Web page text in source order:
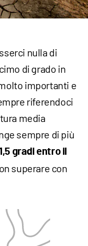
nulla di
di grado in
importanti e
riferendoci
media
sempre di più
gradi entro il
superare con